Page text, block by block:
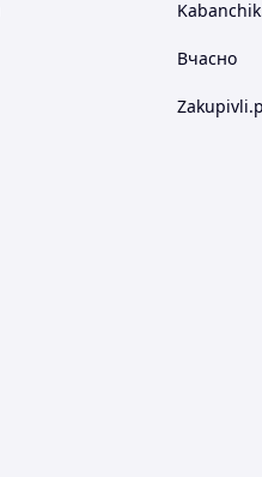
Вчасно